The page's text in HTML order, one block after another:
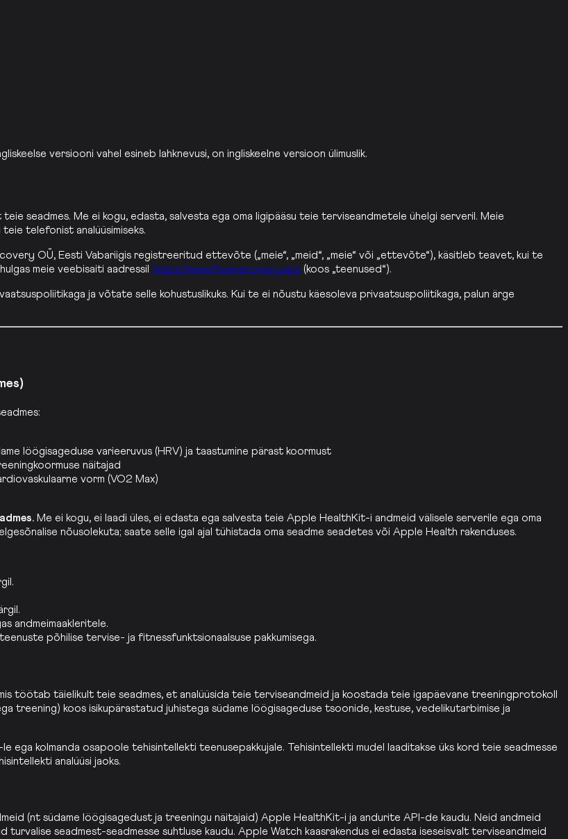
versiooni vahel esineb lahknevusi, on ingliskeelne versioon ülimuslik.
seadmes. Me ei kogu, edasta, salvesta ega oma ligipääsu teie terviseandmetele ühelgi serveril. Meie
telefonist analüüsimiseks.
OÜ, Eesti Vabariigis registreeritud ettevõte („meie“, „meid“, „meie“ või „ettevõte“), käsitleb teavet, kui te
meie veebisaiti aadressil
https://www.flowrecovery.app (koos „teenused“).
ja võtate selle kohustuslikuks. Kui te ei nõustu käesoleva privaatsuspoliitikaga, palun ärge
löögisageduse varieeruvus (HRV) ja taastumine pärast koormust
näitajad
vorm (VO2 Max)
Me ei kogu, ei laadi üles, ei edasta ega salvesta teie Apple HealthKit-i andmeid välisele serverile ega oma
nõusolekuta; saate selle igal ajal tühistada oma seadme seadetes või Apple Health rakenduses.
andmeimaakleritele.
põhilise tervise- ja fitnessfunktsionaalsuse pakkumisega.
töötab täielikult teie seadmes, et analüüsida teie terviseandmeid ja koostada teie igapäevane treeningprotokoll
treening) koos isikupärastatud juhistega südame löögisageduse tsoonide, kestuse, vedelikutarbimise ja
ega kolmanda osapoole tehisintellekti teenusepakkujale. Tehisintellekti mudel laaditakse üks kord teie seadmesse
analüüsi jaoks.
(nt südame löögisagedust ja treeningu näitajaid) Apple HealthKit-i ja andurite API-de kaudu. Neid andmeid
seadmest-seadmesse suhtluse kaudu. Apple Watch kaasrakendus ei edasta iseseisvalt terviseandmeid